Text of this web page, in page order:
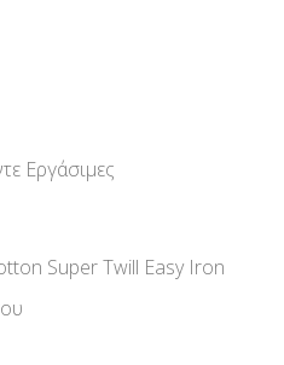
Εργάσιμες
Super Twill Easy Iron